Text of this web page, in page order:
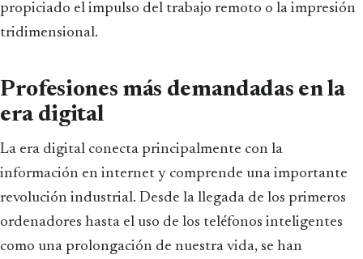
propiciado el impulso del trabajo remoto o la impresión
tridimensional.
Profesiones más demandadas en la
era digital
La era digital conecta principalmente con la
información en internet y comprende una importante
revolución industrial. Desde la llegada de los primeros
ordenadores hasta el uso de los teléfonos inteligentes
como una prolongación de nuestra vida, se han